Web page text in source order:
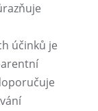
účinků je